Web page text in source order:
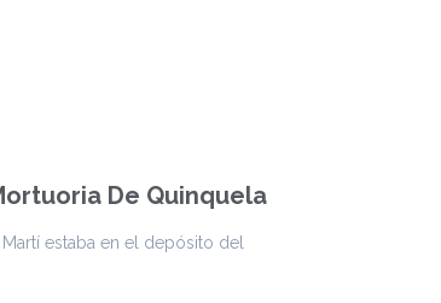
De Quinquela
estaba en el depósito del